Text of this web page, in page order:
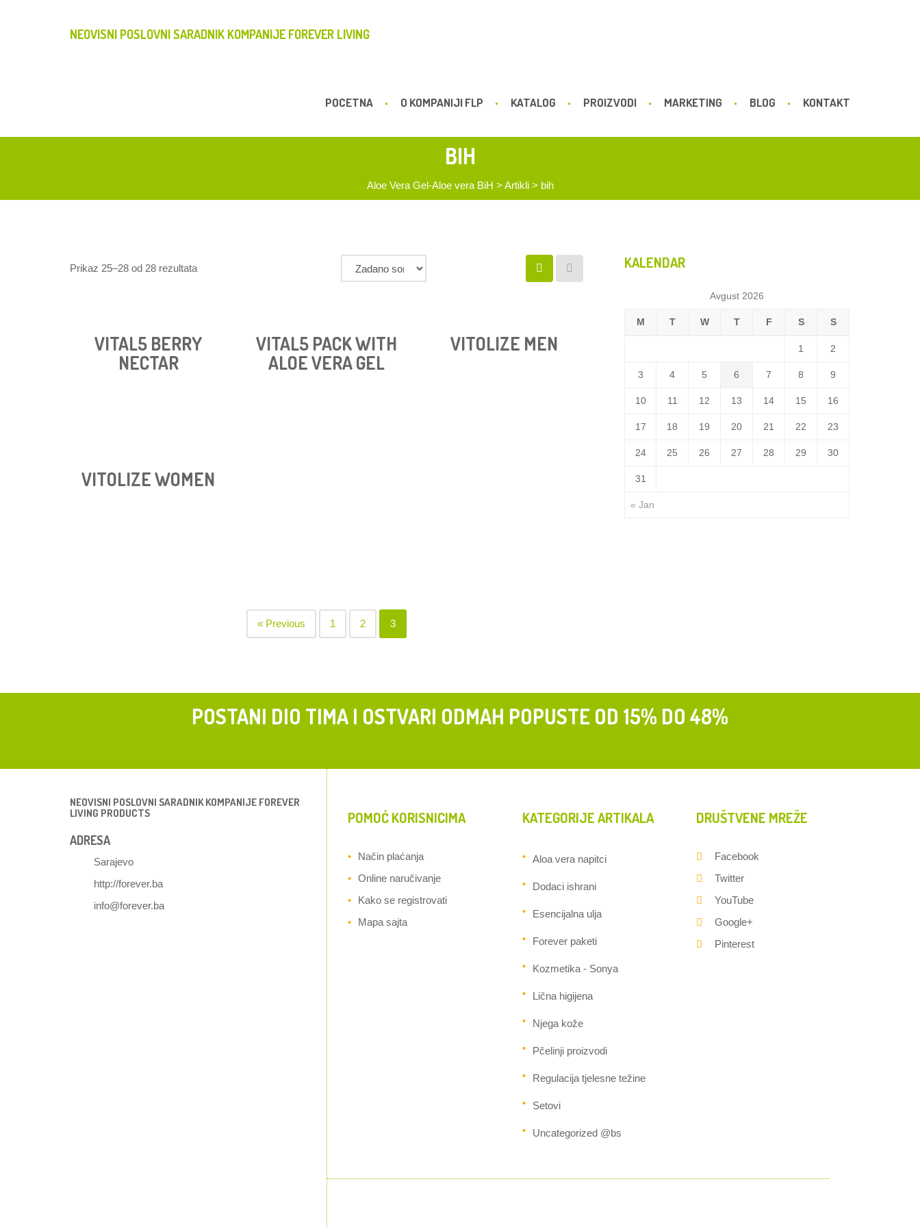
NEOVISNI POSLOVNI SARADNIK KOMPANIJE FOREVER LIVING
POCETNA O KOMPANIJI FLP KATALOG PROIZVODI MARKETING BLOG KONTAKT
BIH
Aloe Vera Gel-Aloe vera BiH > Artikli> bih
Prikaz 25–28 od 28 rezultata
VITAL5 BERRY
NECTAR
VITAL5 PACK WITH
ALOE VERA GEL
VITOLIZE MEN
VITOLIZE WOMEN
« Previous 1 2 3
KALENDAR
Avgust 2026
M T W T F S S
« Jan
1 2
3 4 5 6 7 8 9
10 11 12 13 14 15 16
17 18 19 20 21 22 23
24 25 26 27 28 29 30
31
POSTANI DIO TIMA I OSTVARI ODMAH POPUSTE OD 15% DO 48%
NEOVISNI POSLOVNI SARADNIK KOMPANIJE FOREVER
LIVING PRODUCTS
ADRESA
Sarajevo
http://forever.ba
info@forever.ba
POMOĆ KORISNICIMA
Način plaćanja
Online naručivanje
Kako se registrovati
Mapa sajta
KATEGORIJE ARTIKALA
Aloa vera napitci
Dodaci ishrani
Esencijalna ulja
Forever paketi
Kozmetika - Sonya
Lična higijena
Njega kože
Pčelinji proizvodi
Regulacija tjelesne težine
Setovi
Uncategorized @bs
DRUŠTVENE MREŽE
Facebook
Twitter
YouTube
Google+
Pinterest